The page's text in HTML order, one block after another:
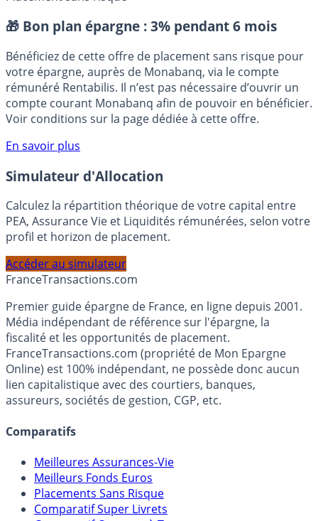
Taxation des dons
Placement sans risque
🎁 Bon plan épargne : 3% pendant 6 mois
Bénéficiez de cette offre de placement sans risque pour
votre épargne, auprès de Monabanq, via le compte
rémunéré Rentabilis. Il n’est pas nécessaire d’ouvrir un
Voir conditions sur la page dédiée à cette offre.
En savoir plus
Simulateur d'Allocation
Calculez la répartition théorique de votre capital entre
profil et horizon de placement.
FranceTransactions.com
Premier guide épargne de France, en ligne depuis 2001.
Média indépendant de référence sur l'épargne, la
fiscalité et les opportunités de placement.
FranceTransactions.com (propriété de Mon Epargne
Online) est 100% indépendant, ne possède donc aucun
assureurs, sociétés de gestion, CGP, etc.
Comparatifs
Meilleures Assurances-Vie
Meilleurs Fonds Euros